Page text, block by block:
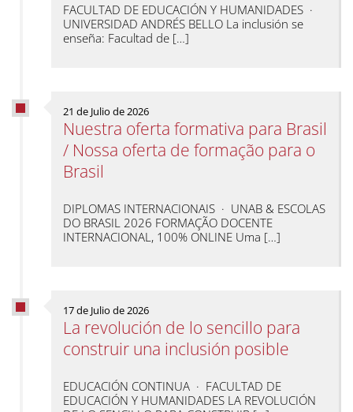
FACULTAD DE EDUCACIÓN Y HUMANIDADES ·
UNIVERSIDAD ANDRÉS BELLO La inclusión se
enseña: Facultad de […]
21 de Julio de 2026
Nuestra oferta formativa para Brasil
/ Nossa oferta de formação para o
Brasil
DIPLOMAS INTERNACIONAIS · UNAB & ESCOLAS
DO BRASIL 2026 FORMAÇÃO DOCENTE
INTERNACIONAL, 100% ONLINE Uma […]
17 de Julio de 2026
La revolución de lo sencillo para
construir una inclusión posible
EDUCACIÓN CONTINUA · FACULTAD DE
EDUCACIÓN Y HUMANIDADES LA REVOLUCIÓN